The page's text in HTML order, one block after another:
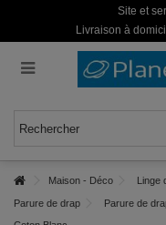
Site et
Livraison à
Maison - Déco Linge
Parure de drap
Parure de